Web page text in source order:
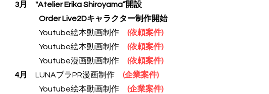
3月
"Atelier Erika Shiroyama”開設
Order Live2Dキャラクター制作開始
Youtube絵本動画制作 (依頼案件)
Youtube絵本動画制作 (依頼案件)
Youtube漫画動画制作 (依頼案件)
4月
LUNAブラPR漫画制作 (企業案件)
Youtube絵本動画制作 (企業案件)